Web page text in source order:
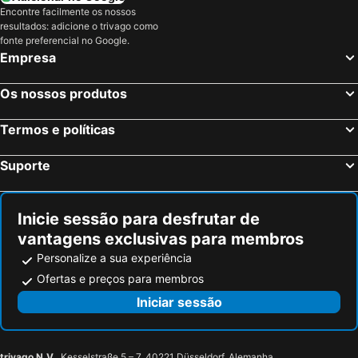
Arroyo de la Encomienda, Castela e Leão Hotéis
La Lastrilla, Castela e Leão Hotéis
Madrid, Madrid Hotéis
Sevilha, Andaluzia Hotéis
Barcelona, Catalunha Hotéis
Isla Cristina, Andaluzia Hotéis
Encontre facilmente os nossos
resultados: adicione o trivago como
fonte preferencial no Google.
Empresa
Os nossos produtos
Termos e políticas
Suporte
Inicie sessão para desfrutar de
vantagens exclusivas para membros
Personalize a sua experiência
Ofertas e preços para membros
Iniciar sessão